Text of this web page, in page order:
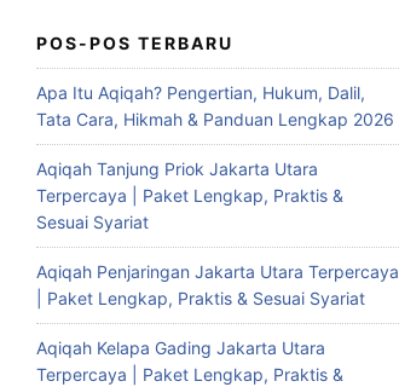
POS-POS TERBARU
Apa Itu Aqiqah? Pengertian, Hukum, Dalil,
Tata Cara, Hikmah & Panduan Lengkap 2026
Aqiqah Tanjung Priok Jakarta Utara
Terpercaya | Paket Lengkap, Praktis &
Sesuai Syariat
Aqiqah Penjaringan Jakarta Utara Terpercaya
| Paket Lengkap, Praktis & Sesuai Syariat
Aqiqah Kelapa Gading Jakarta Utara
Terpercaya | Paket Lengkap, Praktis &